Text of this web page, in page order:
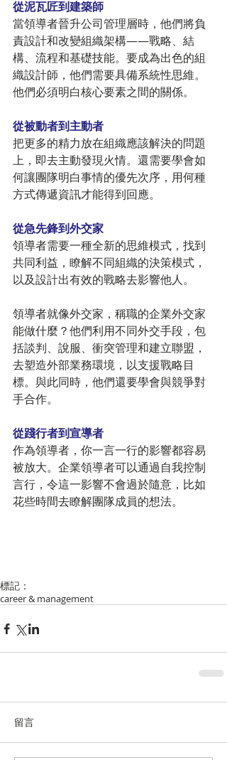
從泥瓦匠到建築師
當領導者晉升公司管理層時，他們將負
責設計和改變組織架構——戰略、結
構、流程和基礎技能。要成為出色的組
織設計師，他們需要具備系統性思維。
他們必須明白核心要素之間的關係。
從被動者到主動者
把更多的精力放在組織應該解決的問題
上，即去主動發現火情。還需要學會如
何讓團隊明白事情的優先次序，用何種
方式傳遞資訊才能得到回應。
從急先鋒到外交家
領導者需要一種全新的思維模式，找到
共同利益，瞭解不同組織的決策模式，
以及設計出有效的戰略去影響他人。
領導者就像外交家，稱職的企業外交家
能做什麼？他們利用不同外交手段，包
括談判、說服、衝突管理和建立聯盟，
去塑造外部業務環境，以支援戰略目
標。與此同時，他們還要學會與競爭對
手合作。
從踐行者到宣導者
作為領導者，你一言一行的影響都容易
被放大。企業領導者可以通過自我控制
言行，令這一影響不會過於隨意，比如
花些時間去瞭解團隊成員的想法。
標記：
career & management
留言